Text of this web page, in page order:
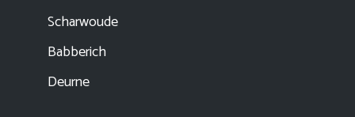
Scharwoude
Babberich
Deurne